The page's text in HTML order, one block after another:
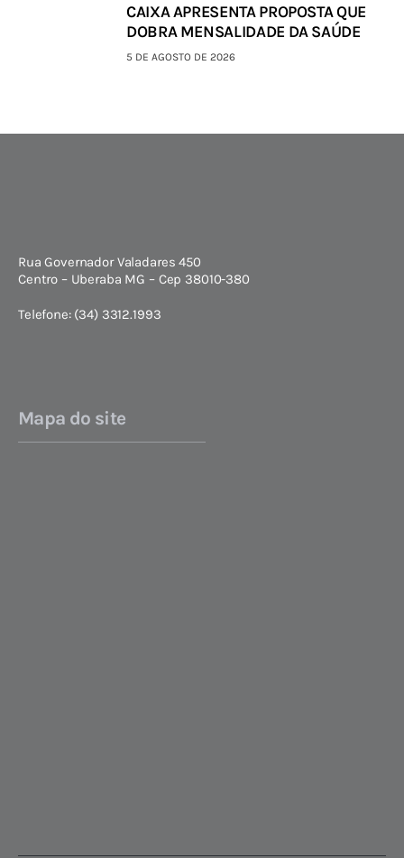
CAIXA APRESENTA PROPOSTA QUE
DOBRA MENSALIDADE DA SAÚDE
5 DE AGOSTO DE 2026
Rua Governador Valadares 450
Centro – Uberaba MG – Cep 38010-380
Telefone: (34) 3312.1993
Mapa do site